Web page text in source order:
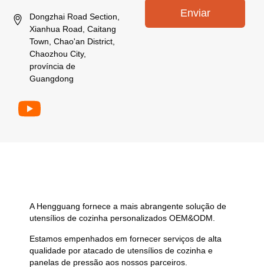
Dongzhai Road Section,
Xianhua Road, Caitang
Town, Chao'an District,
Chaozhou City,
província de
Guangdong
Enviar
A Hengguang fornece a mais abrangente solução de
utensílios de cozinha personalizados OEM&ODM.
Estamos empenhados em fornecer serviços de alta
qualidade por atacado de utensílios de cozinha e
panelas de pressão aos nossos parceiros.